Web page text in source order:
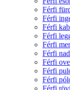
Férfi
Férfi
Férfi
Férfi
Férfi
Férfi
Férfi
Férfi
Férfi
Férfi